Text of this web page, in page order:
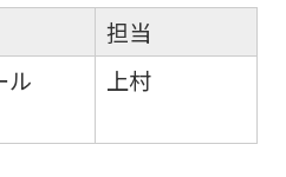
ル
担当
上村